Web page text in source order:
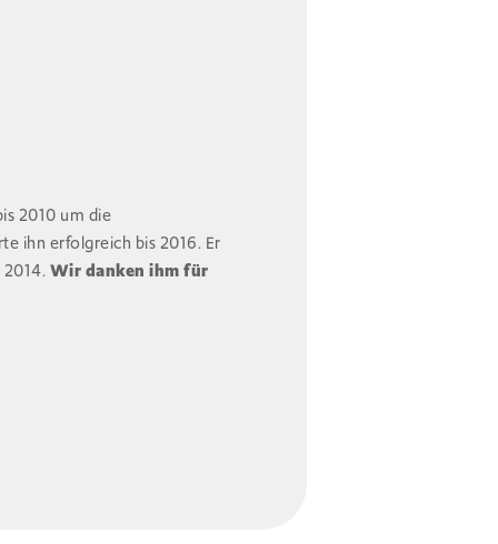
2010 um die
ihn erfolgreich bis 2016. Er
Wir danken ihm für